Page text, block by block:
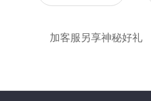
加客服另享神秘好礼